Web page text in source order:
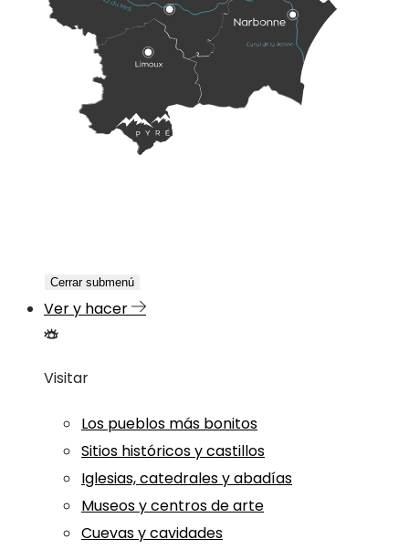
Cerrar submenú
Ver y hacer
Visitar
Los pueblos más bonitos
Sitios históricos y castillos
Iglesias, catedrales y abadías
Museos y centros de arte
Cuevas y cavidades